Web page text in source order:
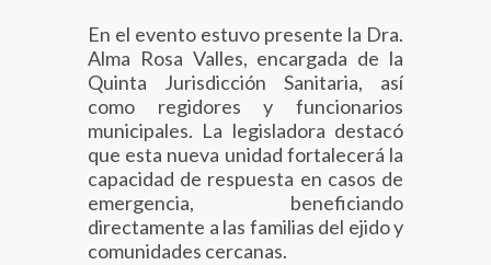
En el evento estuvo presente la Dra.
Alma Rosa Valles, encargada de la
Quinta Jurisdicción Sanitaria, así
como regidores y funcionarios
municipales. La legisladora destacó
que esta nueva unidad fortalecerá la
capacidad de respuesta en casos de
emergencia, beneficiando
directamente a las familias del ejido y
comunidades cercanas.